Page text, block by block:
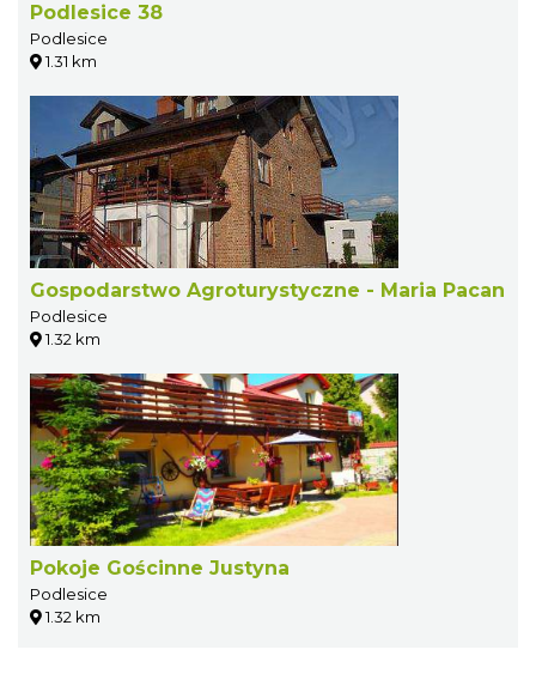
Podlesice 38
Podlesice
1.31 km
Gospodarstwo Agroturystyczne - Maria Pacan
Podlesice
1.32 km
Pokoje Gościnne Justyna
Podlesice
1.32 km